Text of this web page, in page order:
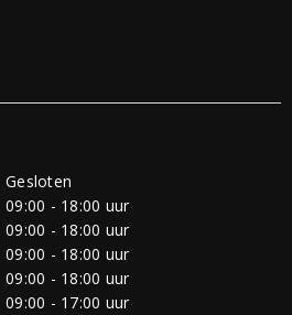
Gesloten
09:00 - 18:00 uur
09:00 - 18:00 uur
09:00 - 18:00 uur
09:00 - 18:00 uur
09:00 - 17:00 uur